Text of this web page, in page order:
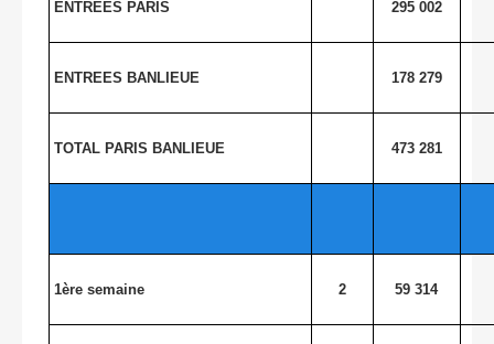
ENTREES PARIS 295 002
ENTREES BANLIEUE 178 279
TOTAL PARIS BANLIEUE 473 281
1ère semaine 2 59 314